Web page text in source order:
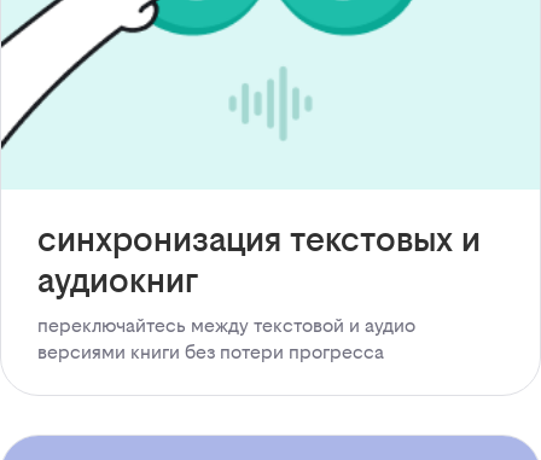
синхронизация текстовых и
аудиокниг
переключайтесь между текстовой и аудио
версиями книги без потери прогресса